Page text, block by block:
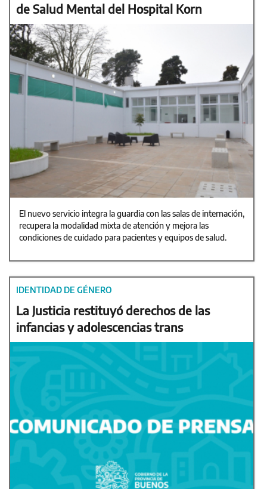
de Salud Mental del Hospital Korn
El nuevo servicio integra la guardia con las salas de internación,
recupera la modalidad mixta de atención y mejora las
condiciones de cuidado para pacientes y equipos de salud.
IDENTIDAD DE GÉNERO
La Justicia restituyó derechos de las
infancias y adolescencias trans